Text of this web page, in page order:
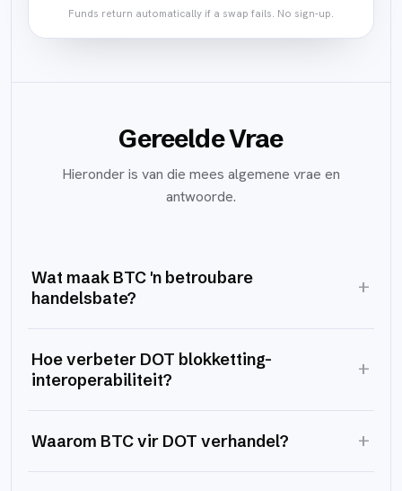
Funds return automatically if a swap fails. No sign-up.
Gereelde Vrae
Hieronder is van die mees algemene vrae en
antwoorde.
Wat maak BTC 'n betroubare
handelsbate?
+
Hoe verbeter DOT blokketting-
interoperabiliteit?
+
Waarom BTC vir DOT verhandel? +